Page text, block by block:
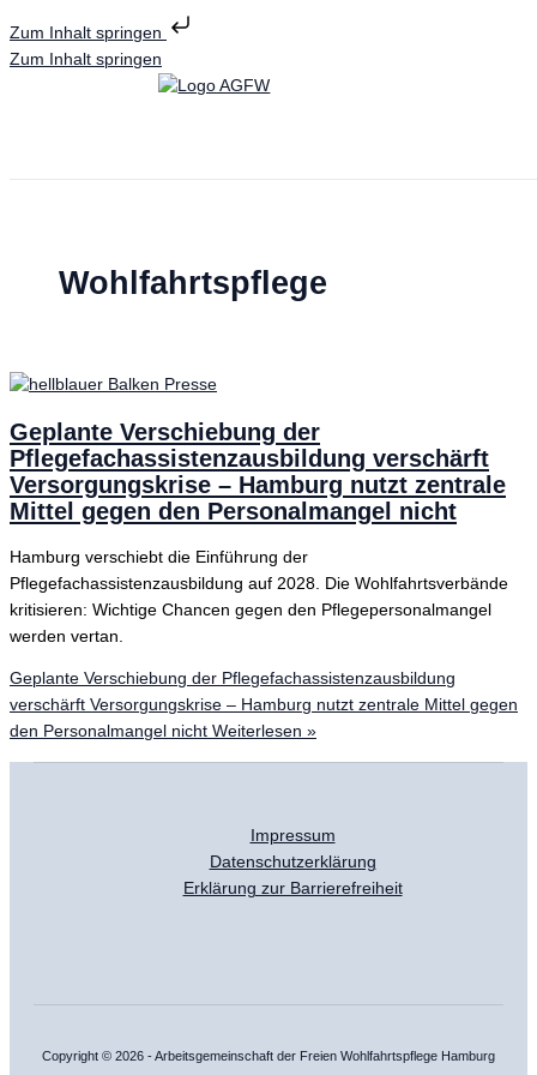
Zum Inhalt springen
Zum Inhalt springen
Wohlfahrtspflege
Geplante Verschiebung der
Pflegefachassistenzausbildung verschärft
Versorgungskrise – Hamburg nutzt zentrale
Mittel gegen den Personalmangel nicht
Hamburg verschiebt die Einführung der
Pflegefachassistenzausbildung auf 2028. Die Wohlfahrtsverbände
kritisieren: Wichtige Chancen gegen den Pflegepersonalmangel
werden vertan.
Geplante Verschiebung der Pflegefachassistenzausbildung
verschärft Versorgungskrise – Hamburg nutzt zentrale Mittel gegen
den Personalmangel nicht Weiterlesen »
Impressum
Datenschutzerklärung
Erklärung zur Barrierefreiheit
Copyright © 2026 - Arbeitsgemeinschaft der Freien Wohlfahrtspflege Hamburg